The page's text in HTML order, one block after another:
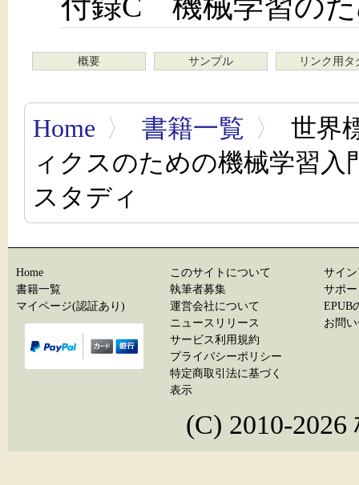
概要 サンプル リンク用タ
Home 〉 書籍一覧 〉
世界
ィクスのための機械学習
スタディ
Home
書籍一覧
マイページ(認証あり)
このサイトについて
執筆者募集
運営会社について
ニュースリリース
サービス利用規約
プライバシーポリシー
特定商取引法に基づく
表示
サイ
サポ
EPUB
お問
(C) 2010-